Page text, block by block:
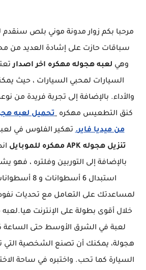
مرحبا بكم زوار مدونة موني بلص سنقدم
سباقات حازت على إشادة العديد من
وهي لعبه هجوله مهكره اخر اصدار
السيارات لمحبي السيارات ، حيث
والأداء. بالإضافة إلى تجربة فريدة من
كنق التطعيس مهكره تحميل لعبه
من ميديا فاير. تهكير الفلوس في
تنزيل هجوله APK مهكره للموبايل
بالإضافة إلى التوربين وفلتره ، فهو
لمساعدتك على التعامل مع تحديات
خلال أقوى بطولة على الإنترنت
لعبة في الشرق الأوسط حتى الساعة
هجولة، يمكنك أن تصنع الشخصية التي
السيارة كما تحب. واختبره في ساحة